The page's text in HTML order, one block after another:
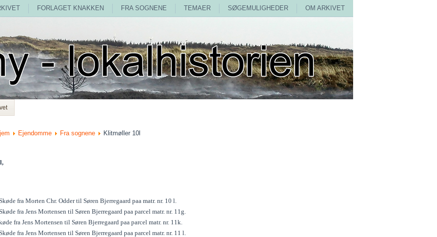
FORLAGET KNAKKEN FRA SOGNENE TEMAER SØGEMULIGHEDER OM ARKIVET
Ejendomme Fra sognene Klitmøller 10l
fra Morten Chr. Odder til Søren Bjerregaard paa matr. nr. 10 l.
fra Jens Mortensen til Søren Bjerregaard paa parcel matr. nr. 11g.
fra Jens Mortensen til Søren Bjerregaard paa parcel matr. nr. 11k.
fra Jens Mortensen til Søren Bjerregaard paa parcel matr. nr. 11 l.